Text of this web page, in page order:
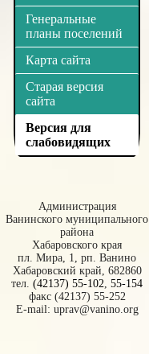
Генеральные
планы поселений
Карта сайта
Старая версия
сайта
Версия для
слабовидящих
Администрация
Ванинского муниципального
района
Хабаровского края
пл. Мира, 1, рп. Ванино
Хабаровский край, 682860
тел. (42137) 55-102 55-154
факс (42137) 55-252
E-mail: uprav@vanino.org